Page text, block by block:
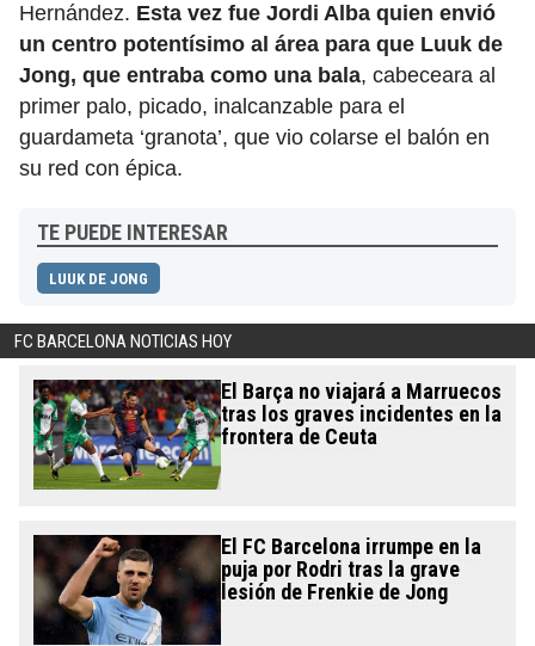
Hernández. Esta vez fue Jordi Alba quien envió
un centro potentísimo al área para que Luuk de
Jong, que entraba como una bala, cabeceara al
primer palo, picado, inalcanzable para el
guardameta ‘granota’, que vio colarse el balón en
su red con épica.
TE PUEDE INTERESAR
LUUK DE JONG
FC BARCELONA NOTICIAS HOY
El Barça no viajará a Marruecos
tras los graves incidentes en la
frontera de Ceuta
El FC Barcelona irrumpe en la
puja por Rodri tras la grave
lesión de Frenkie de Jong